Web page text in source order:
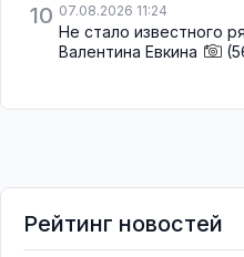
10 07.08.2026 11:24
Не стало известного
Валентина Евкина
Рейтинг новостей